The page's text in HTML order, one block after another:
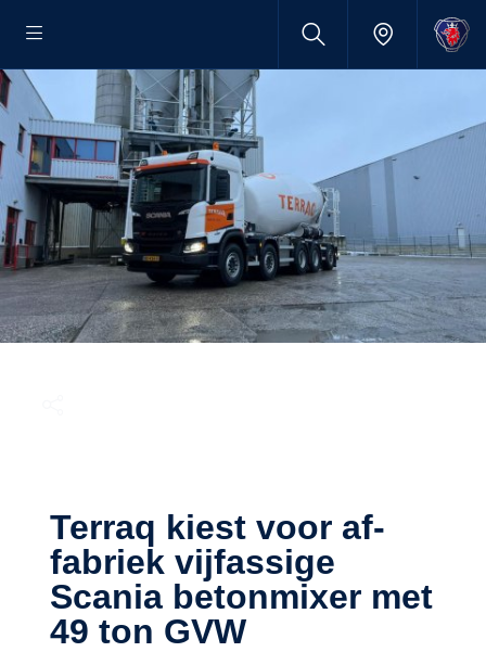
Terraq kiest voor af-
fabriek vijfassige
Scania betonmixer met
49 ton GVW